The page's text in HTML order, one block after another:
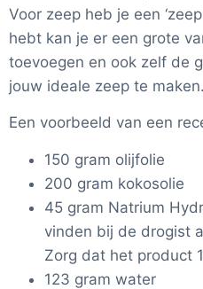
Voor zeep heb je een
hebt kan je er een grote
toevoegen en ook zelf de
jouw ideale zeep te maken.
Een voorbeeld van een
150 gram olijfolie
200 gram kokosolie
45 gram Natrium
vinden bij de drogist
Zorg dat het product
123 gram water